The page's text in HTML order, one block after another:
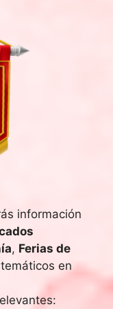
información
, Ferias de
en